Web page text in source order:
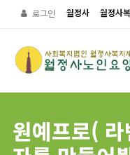
로그인 월정사 월정사
원예프로(